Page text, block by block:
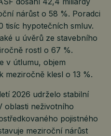
nárůst o 58 %. Poradci
tisíc hypotečních smluv.
u úvěrů ze stavebního
rostl o 67 %.
v útlumu, objem
meziročně klesl o 13 %.
2026 udrželo stabilní
oblasti neživotního
pojistného
meziroční nárůst